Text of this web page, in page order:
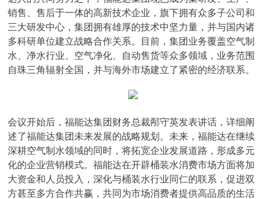
销售、售后于一体的高新技术企业，旗下拥有众多子公司和
三大研发中心，集团拥有雄厚的技术中坚力量，并与国内诸
多科研单位建立战略合作关系。目前，集团业务覆盖空气制
水、净水行业、空气净化、自动售货等众多领域，业务范围
自珠三角辐射全国，并与海外市场建立了紧密的经济联系。
会议开始后，福能达集团财务总裁邴守英发表讲话，详细阐
述了福能达集团未来发展的战略规划。未来，福能达在继续
深耕空气制水领域的同时，将拓宽企业发展道路，形成多元
化的企业营销模式。福能达在开辟桶装水消费市场方面将加
大资金和人员投入，深化与桶装水行业同仁的联系，促进双
方甚至多方合作共赢，共同为市场消费者提供高品质的生活